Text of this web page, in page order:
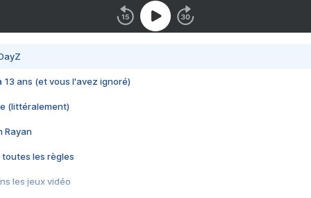
13 ans (et vous l'avez ignoré)
(littéralement)
Rayan
toutes les règles
les jeux vidéo